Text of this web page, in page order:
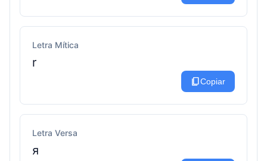
Letra Mítica
r
content_copyCopiar
Letra Versa
я